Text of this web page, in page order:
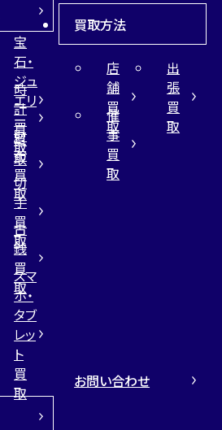
宝
石・
ジュ
エリ
ー
買
取
時
計
買
取
財
布
買
取
切
手
買
取
古
銭
買
取
スマ
ホ・
タブ
レッ
ト
買
取
買取方法
店
舗
買
取
出
張
買
取
催
事
買
取
お問い合わせ